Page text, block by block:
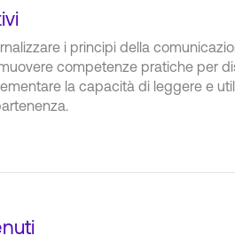
i principi della
competenze pratiche per
la capacità di leggere e